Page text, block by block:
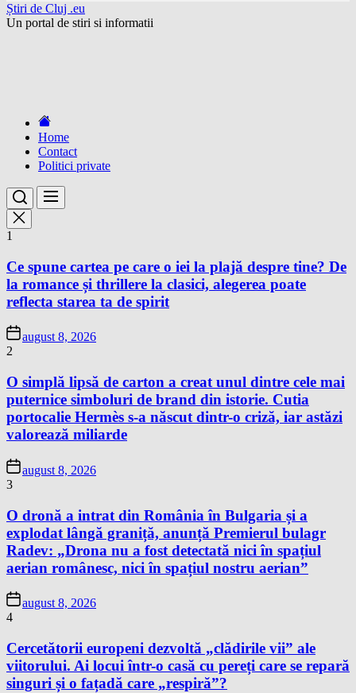
Skip
to
Știri de Cluj .eu
Un portal de stiri si informatii
Home
Contact
Politici private
1
Ce spune cartea pe care o iei la plajă despre tine? De
la romance și thrillere la clasici, alegerea poate
reflecta starea ta de spirit
august 8, 2026
2
O simplă lipsă de carton a creat unul dintre cele mai
puternice simboluri de brand din istorie. Cutia
portocalie Hermès s-a născut dintr-o criză, iar astăzi
valorează miliarde
august 8, 2026
3
O dronă a intrat din România în Bulgaria și a
explodat lângă graniță, anunță Premierul bulagr
Radev: „Drona nu a fost detectată nici în spațiul
aerian românesc, nici în spațiul nostru aerian”
august 8, 2026
4
Cercetătorii europeni dezvoltă „clădirile vii” ale
viitorului. Ai locui într-o casă cu pereți care se repară
singuri și o fațadă care „respiră”?